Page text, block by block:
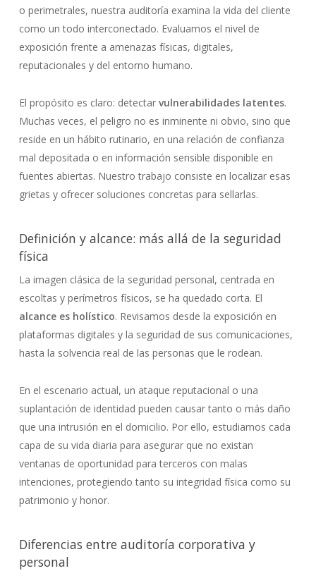
o perimetrales, nuestra auditoría examina la vida del cliente
como un todo interconectado. Evaluamos el nivel de
exposición frente a amenazas físicas, digitales,
reputacionales y del entorno humano.
El propósito es claro: detectar vulnerabilidades latentes.
Muchas veces, el peligro no es inminente ni obvio, sino que
reside en un hábito rutinario, en una relación de confianza
mal depositada o en información sensible disponible en
fuentes abiertas. Nuestro trabajo consiste en localizar esas
grietas y ofrecer soluciones concretas para sellarlas.
Definición y alcance: más allá de la seguridad
física
La imagen clásica de la seguridad personal, centrada en
escoltas y perímetros físicos, se ha quedado corta. El
alcance es holístico. Revisamos desde la exposición en
plataformas digitales y la seguridad de sus comunicaciones,
hasta la solvencia real de las personas que le rodean.
En el escenario actual, un ataque reputacional o una
suplantación de identidad pueden causar tanto o más daño
que una intrusión en el domicilio. Por ello, estudiamos cada
capa de su vida diaria para asegurar que no existan
ventanas de oportunidad para terceros con malas
intenciones, protegiendo tanto su integridad física como su
patrimonio y honor.
Diferencias entre auditoría corporativa y
personal